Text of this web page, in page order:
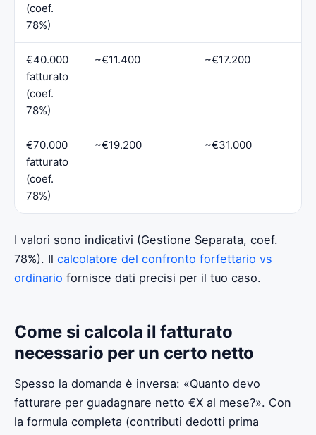
(coef.
78%)
€40.000
fatturato
(coef.
78%)
~€11.400 ~€17.200
€70.000
fatturato
(coef.
78%)
~€19.200 ~€31.000
I valori sono indicativi (Gestione Separata, coef.
78%). Il calcolatore del confronto forfettario vs
ordinario fornisce dati precisi per il tuo caso.
Come si calcola il fatturato
necessario per un certo netto
Spesso la domanda è inversa: «Quanto devo
fatturare per guadagnare netto €X al mese?». Con
la formula completa (contributi dedotti prima